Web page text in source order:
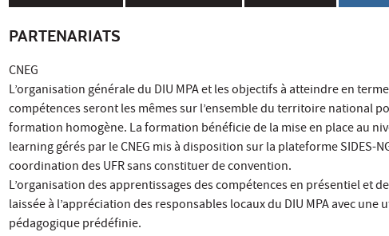
PARTENARIATS
CNEG
L’organisation générale du DIU MPA et les objectifs à atteindre en
compétences seront les mêmes sur l’ensemble du territoire national
formation homogène. La formation bénéficie de la mise en place au
learning gérés par le CNEG mis à disposition sur la plateforme SIDES-
coordination des UFR sans constituer de convention.
L’organisation des apprentissages des compétences en présentiel et
laissée à l’appréciation des responsables locaux du DIU MPA avec
pédagogique prédéfinie.